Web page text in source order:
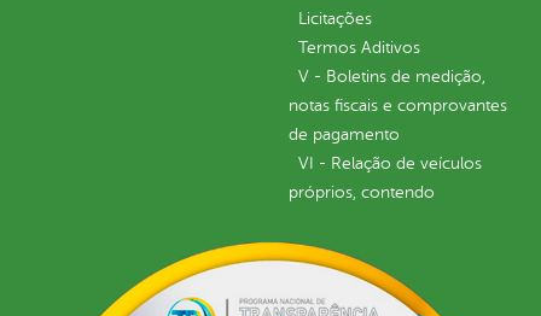
Licitações
Termos Aditivos
V - Boletins de medição,
notas fiscais e comprovantes
de pagamento
VI - Relação de veículos
próprios, contendo